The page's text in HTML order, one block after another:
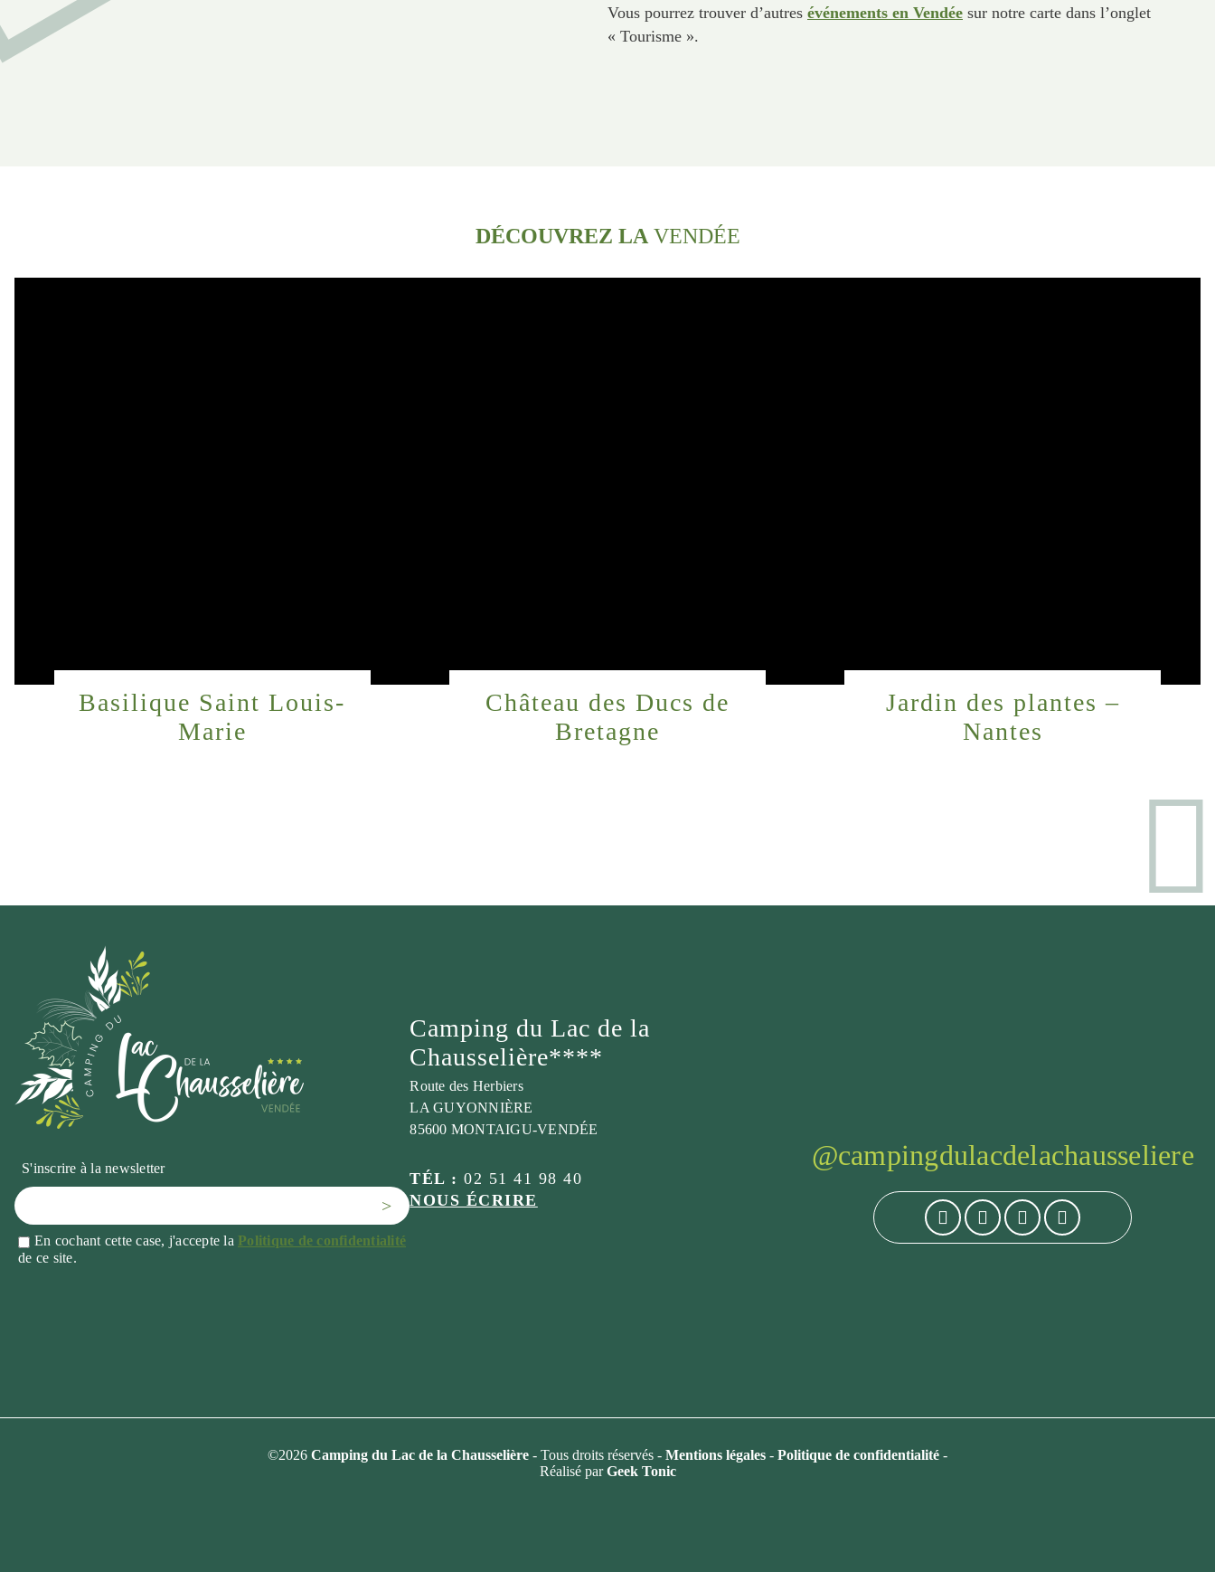
Vous pourrez trouver d’autres événements en Vendée sur notre carte dans l’onglet
« Tourisme ».
DÉCOUVREZ LAVENDÉE
Basilique Saint Louis-
Marie
Château des Ducs de
Bretagne
Jardin des plantes –
Nantes
S'inscrire à la newsletter
>
En cochant cette case, j'accepte la Politique de confidentialité
de ce site.
Camping du Lac de la
Chausselière****
Route des Herbiers
LA GUYONNIÈRE
85600 MONTAIGU-VENDÉE
TÉL :02 51 41 98 40
NOUS ÉCRIRE
@campingdulacdelachausseliere
©2026 Camping du Lac de la Chausselière - Tous droits réservés - Mentions légales - Politique de confidentialité -
Réalisé parGeek Tonic